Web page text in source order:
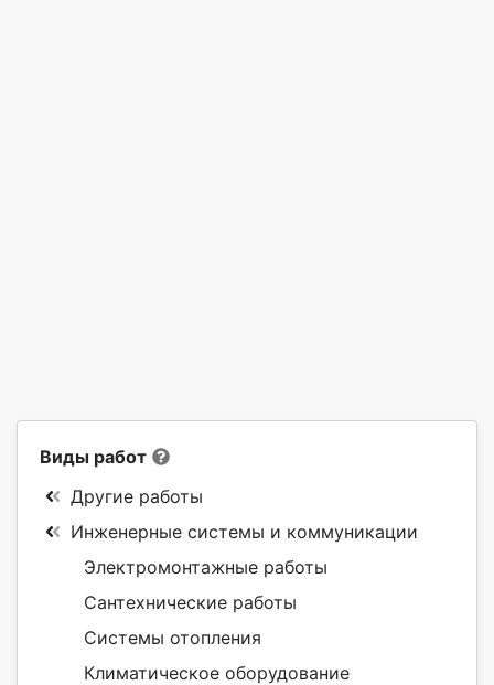
Виды работ
Другие работы
Инженерные системы и коммуникации
Электромонтажные работы
Сантехнические работы
Системы отопления
Климатическое оборудование